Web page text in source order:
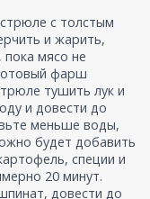
с толстым
и жарить,
мясо не
фарш
тушить лук и
и довести до
меньше воды,
будет добавить
специи и
20 минут.
довести до